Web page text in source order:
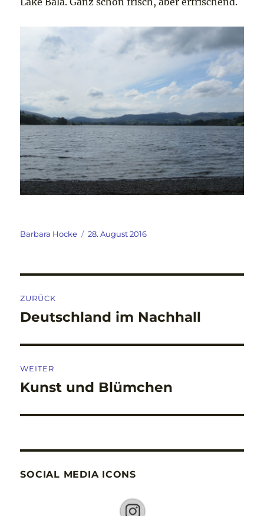
Autor
Barbara Hocke
Veröffentlicht
28. August 2016
ZURÜCK
Vorheriger
Deutschland im Nachhall
WEITER
Nächster
Kunst und Blümchen
SOCIAL MEDIA ICONS